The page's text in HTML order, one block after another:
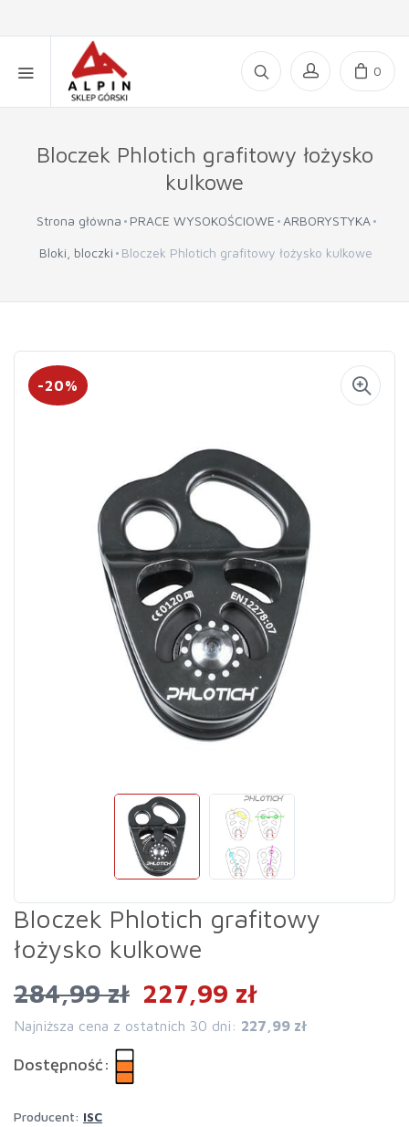
0
Bloczek Phlotich grafitowy łożysko
kulkowe
Strona główna PRACE WYSOKOŚCIOWE ARBORYSTYKA
Bloki, bloczki Bloczek Phlotich grafitowy łożysko kulkowe
-20%
Bloczek Phlotich grafitowy
łożysko kulkowe
284,99 zł 227,99 zł
Najniższa cena z ostatnich 30 dni: 227,99 zł
Dostępność:
Producent: ISC